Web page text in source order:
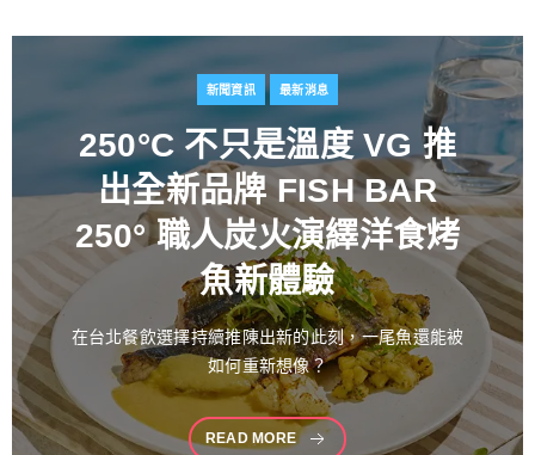
新聞資訊 最新消息
百富攜手金獎藝術家推出
花時心藝限量禮盒 循四季
流轉描繪時間之美 演繹過
桶工藝經典 獻禮中秋
中秋佳節向來是傳遞情誼與分享珍藏的重要時刻。堅
持百年製酒工藝
READ MORE